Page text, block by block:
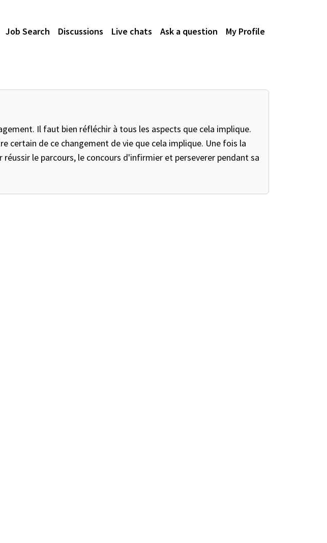
Job Search Discussions Live chats Ask a question My Profile
Il faut bien réfléchir à tous les aspects que cela implique.
certain de ce changement de vie que cela implique. Une fois la
le parcours, le concours d'infirmier et perseverer pendant sa